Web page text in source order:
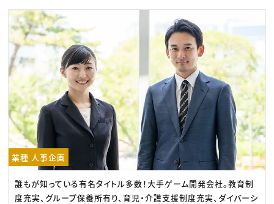
業種 人事企画
誰もが知っている有名タイトル多数！大手ゲーム開発会社。教育制
度充実、グループ保養所有り、育児・介護支援制度充実、ダイバーシ